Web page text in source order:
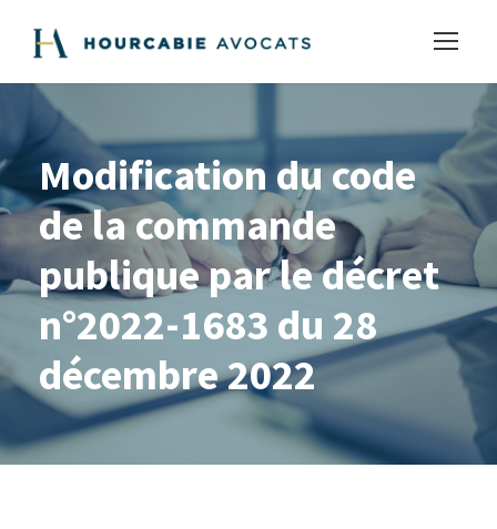
Modification du code
de la commande
publique par le décret
n°2022-1683 du 28
décembre 2022